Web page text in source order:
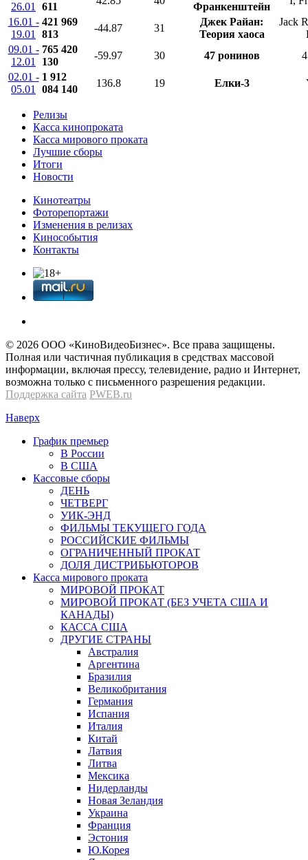
26.01
611
Франкенштейн
16.01 -
19.01
421 969
813
-44.87 31
Джек Райан:
Теория хаоса
Jack
09.01 -
12.01
765 420
130
-59.97 30 47 ронинов
02.01 -
05.01
1 912
084 140
136.8 19 Елки-3
Релизы
Касса кинопроката
Касса мирового проката
Лучшие сборы
Итоги
Новости
Кинотеатры
Фоторепортажи
Изменения в релизах
Кинособытия
Контакты
© 2026 OOО «КиноВидеоБизнес». Все права защищены.
Полная или частичная публикация в средствах массовой
информации, включая прессу, телевидение, радио и Интернет,
возможна только с письменного разрешения редакции.
Поддержка сайта PWEB.ru
Наверх
График премьер
В России
В США
Кассовые сборы
ДЕНЬ
ЧЕТВЕРГ
УИК-ЭНД
ФИЛЬМЫ ТЕКУЩЕГО ГОДА
РОССИЙСКИЕ ФИЛЬМЫ
ОГРАНИЧЕННЫЙ ПРОКАТ
ДОЛЯ ДИСТРИБЬЮТОРОВ
Касса мирового проката
МИРОВОЙ ПРОКАТ
МИРОВОЙ ПРОКАТ (БЕЗ УЧЕТА США И
КАНАДЫ)
КАССА США
ДРУГИЕ СТРАНЫ
Австралия
Аргентина
Бразилия
Великобритания
Германия
Испания
Италия
Китай
Латвия
Литва
Мексика
Нидерланды
Новая Зеландия
Украина
Франция
Эстония
Ю.Корея